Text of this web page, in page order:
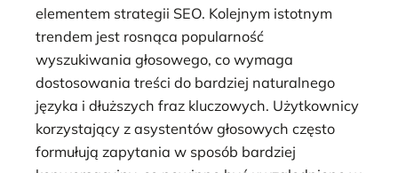
elementem strategii SEO. Kolejnym istotnym
trendem jest rosnąca popularność
wyszukiwania głosowego, co wymaga
dostosowania treści do bardziej naturalnego
języka i dłuższych fraz kluczowych. Użytkownicy
korzystający z asystentów głosowych często
formułują zapytania w sposób bardziej